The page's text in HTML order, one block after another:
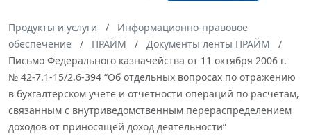
Продукты и услуги
Информационно-правовое
обеспечение
ПРАЙМ
Документы ленты ПРАЙМ
Письмо Федерального казначейства от 11 октября 2006 г.
№ 42-7.1-15/2.6-394 “Об отдельных вопросах по отражению
в бухгалтерском учете и отчетности операций по расчетам,
связанным с внутриведомственным перераспределением
доходов от приносящей доход деятельности”